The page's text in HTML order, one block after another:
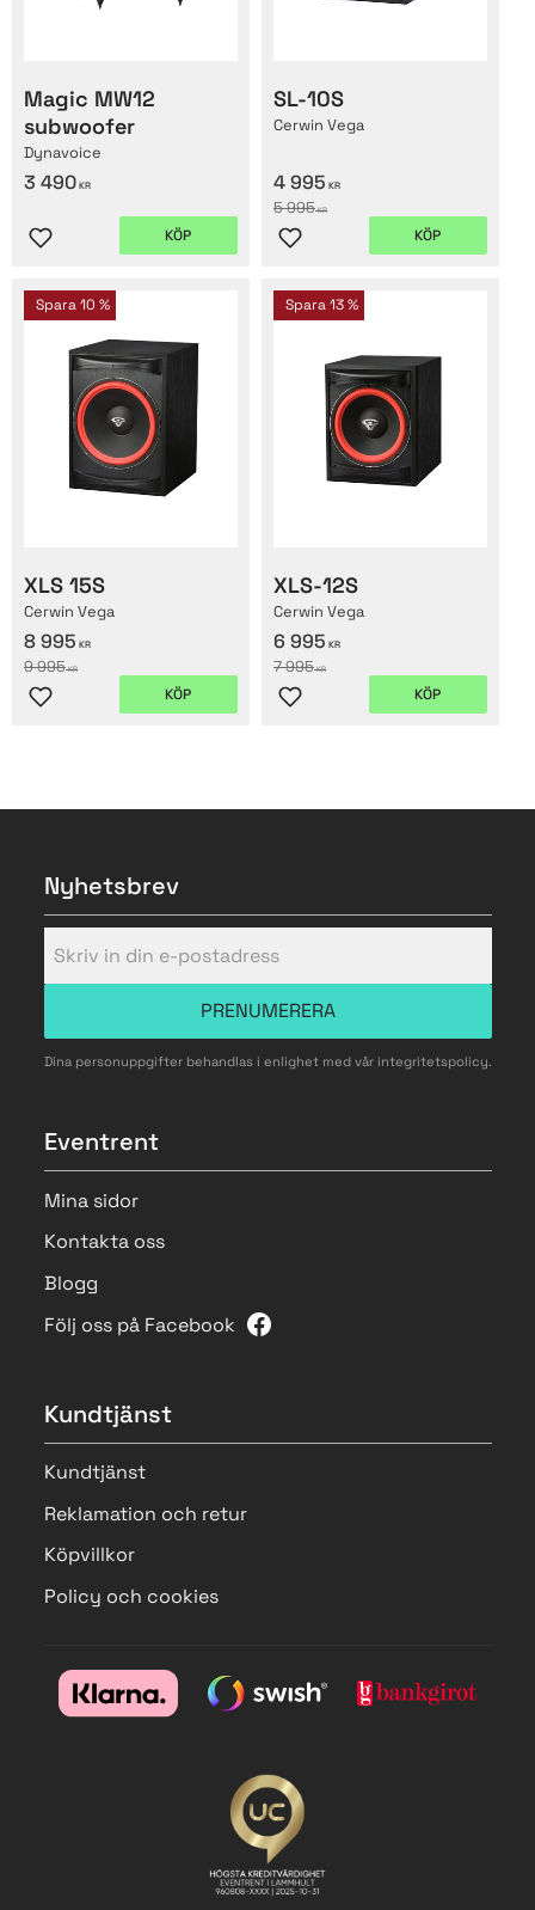
Magic MW12
subwoofer
Dynavoice
3 490 KR
Lägg till i favoriter
KÖP
SL-10S
Cerwin Vega
4 995 KR
5 995KR
Lägg till i favoriter
KÖP
XLS 15S
Cerwin Vega
8 995 KR
9 995KR
Spara10 %
Lägg till i favoriter
KÖP
XLS-12S
Cerwin Vega
6 995 KR
7 995KR
Spara13 %
Lägg till i favoriter
KÖP
Nyhetsbrev
PRENUMERERA
Dina personuppgifter behandlas i enlighet med vår integritetspolicy.
Eventrent
Mina sidor
Kontakta oss
Blogg
Följ oss på Facebook
Kundtjänst
Kundtjänst
Reklamation och retur
Köpvillkor
Policy och cookies